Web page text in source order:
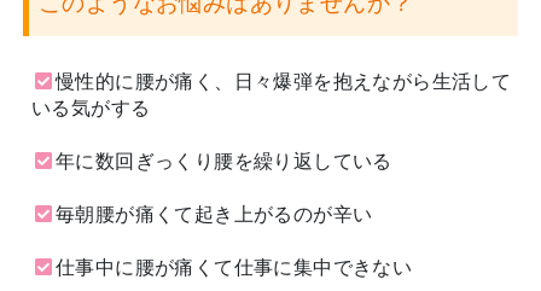
慢性的に腰が痛く、日々爆弾を抱えながら生活して
いる気がする
年に数回ぎっくり腰を繰り返している
毎朝腰が痛くて起き上がるのが辛い
仕事中に腰が痛くて仕事に集中できない